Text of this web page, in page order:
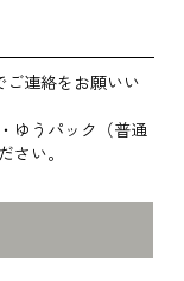
連絡をお願いい
ゆうパック（普通
さい。